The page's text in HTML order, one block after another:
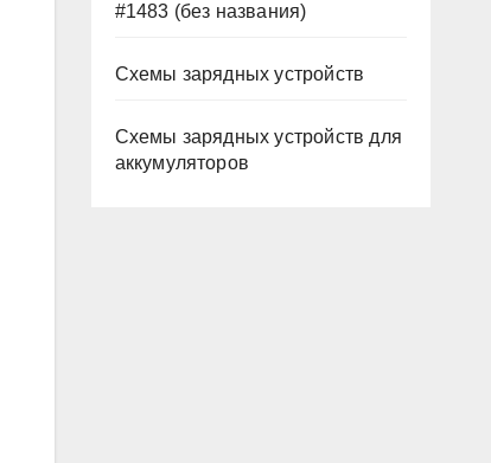
#1483 (без названия)
Схемы зарядных устройств
Схемы зарядных устройств для
аккумуляторов